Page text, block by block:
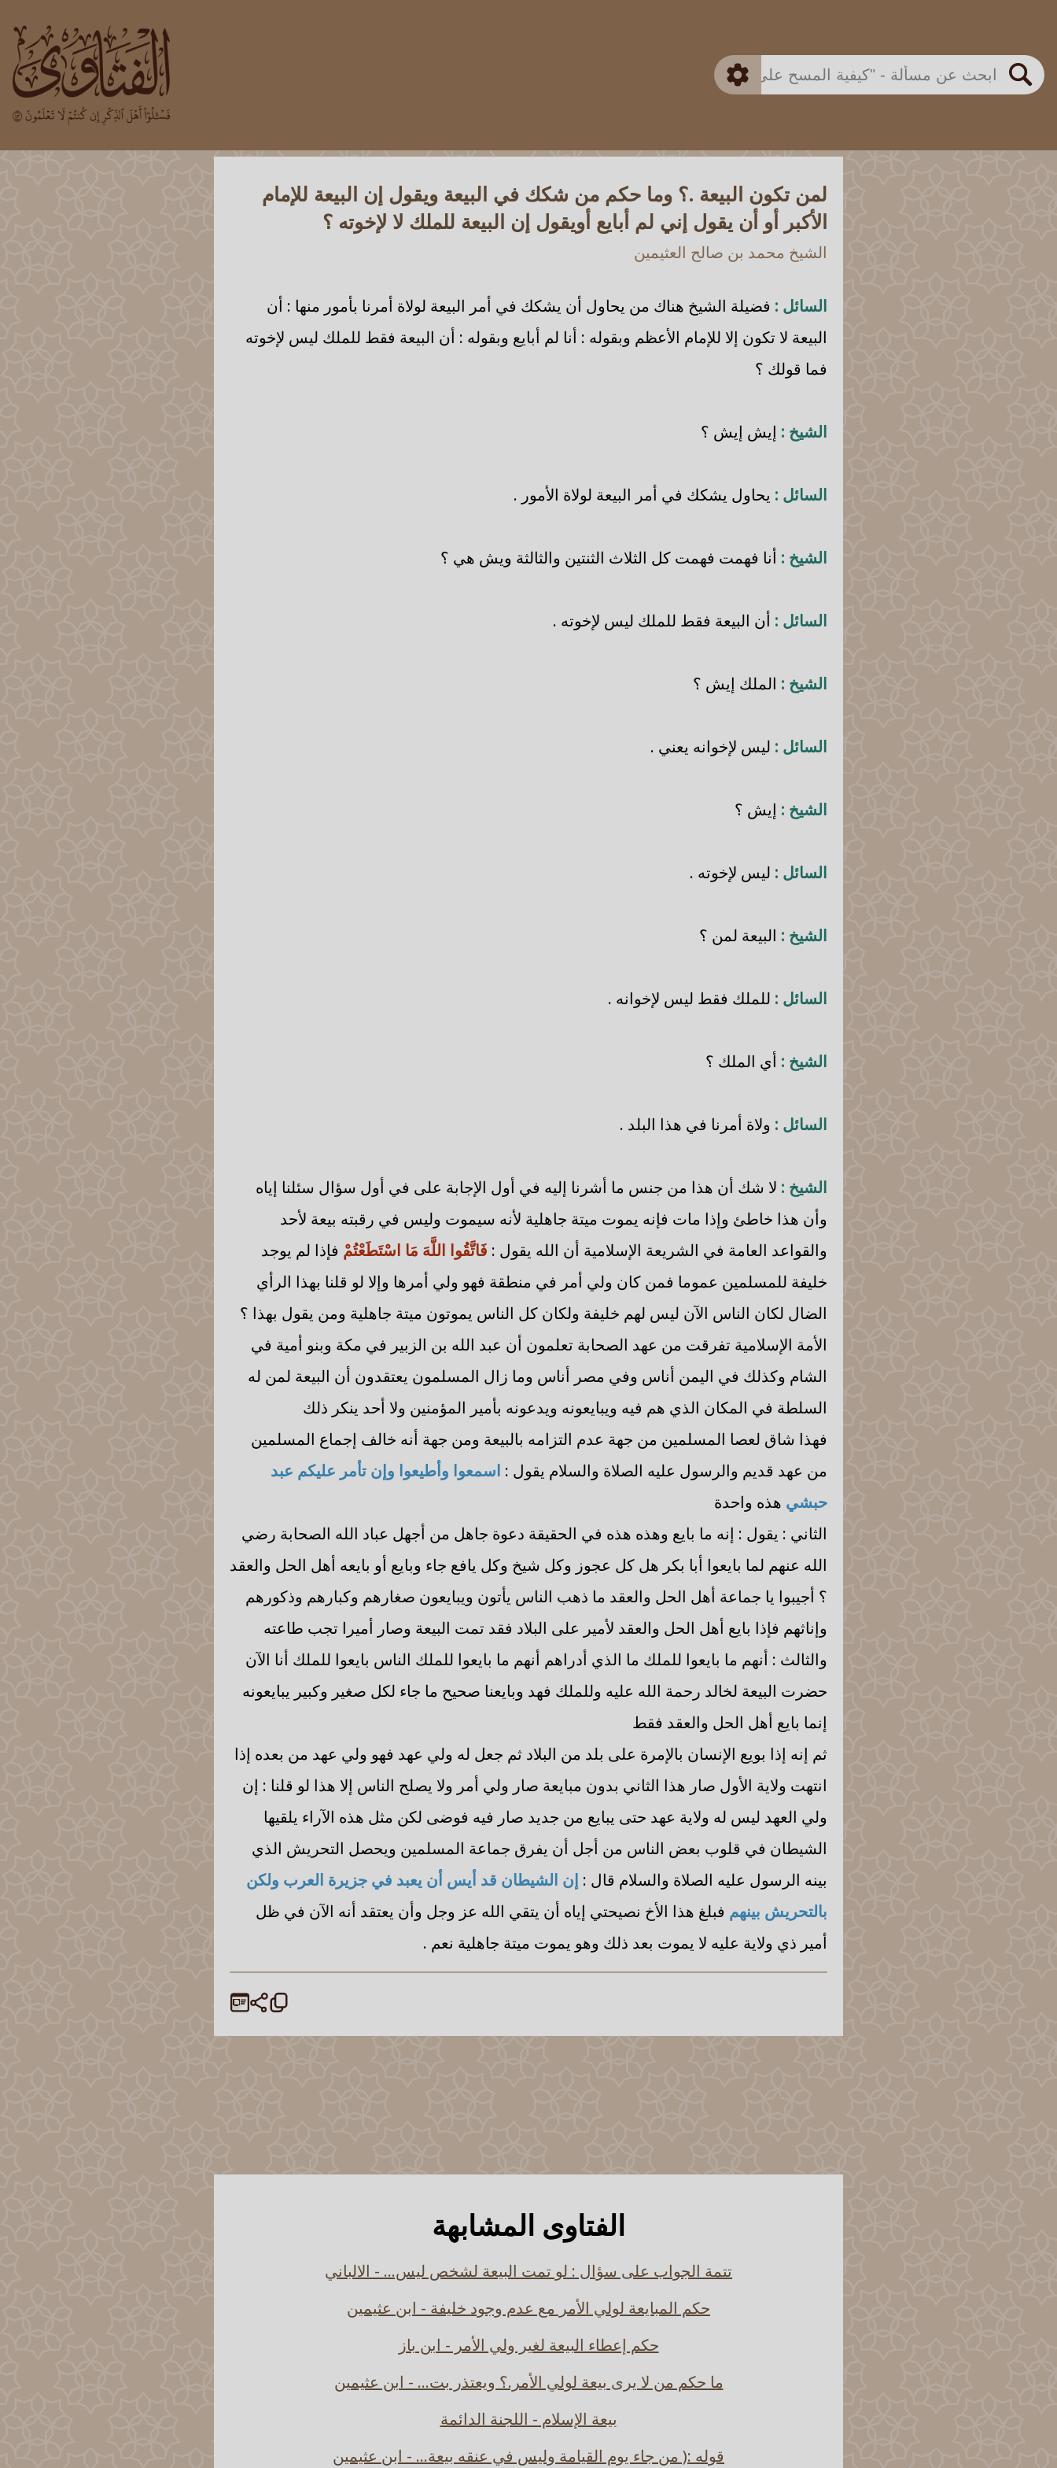
بحث
اللجنة الدائمة
متقدم
لمن تكون البيعة .؟ وما حكم من شكك في البيعة ويقول إن البيعة للإمام
الأكبر أو أن يقول إني لم أبايع أويقول إن البيعة للملك لا لإخوته ؟
الشيخ محمد بن صالح العثيمين
السائل : فضيلة الشيخ هناك من يحاول أن يشكك في أمر البيعة لولاة أمرنا بأمور منها : أن
البيعة لا تكون إلا للإمام الأعظم وبقوله : أنا لم أبايع وبقوله : أن البيعة فقط للملك ليس لإخوته
فما قولك ؟
الشيخ : إيش إيش ؟
السائل : يحاول يشكك في أمر البيعة لولاة الأمور .
الشيخ : أنا فهمت فهمت كل الثلاث الثنتين والثالثة ويش هي ؟
السائل : أن البيعة فقط للملك ليس لإخوته .
الشيخ : الملك إيش ؟
السائل : ليس لإخوانه يعني .
الشيخ : إيش ؟
السائل : ليس لإخوته .
الشيخ : البيعة لمن ؟
السائل : للملك فقط ليس لإخوانه .
الشيخ : أي الملك ؟
السائل : ولاة أمرنا في هذا البلد .
الشيخ : لا شك أن هذا من جنس ما أشرنا إليه في أول الإجابة على في أول سؤال سئلنا إياه
وأن هذا خاطئ وإذا مات فإنه يموت ميتة جاهلية لأنه سيموت وليس في رقبته بيعة لأحد
والقواعد العامة في الشريعة الإسلامية أن الله يقول : فَاتَّقُوا اللَّهَ مَا اسْتَطَعْتُمْ فإذا لم يوجد
خليفة للمسلمين عموما فمن كان ولي أمر في منطقة فهو ولي أمرها وإلا لو قلنا بهذا الرأي
الضال لكان الناس الآن ليس لهم خليفة ولكان كل الناس يموتون ميتة جاهلية ومن يقول بهذا ؟
الأمة الإسلامية تفرقت من عهد الصحابة تعلمون أن عبد الله بن الزبير في مكة وبنو أمية في
الشام وكذلك في اليمن أناس وفي مصر أناس وما زال المسلمون يعتقدون أن البيعة لمن له
السلطة في المكان الذي هم فيه ويبايعونه ويدعونه بأمير المؤمنين ولا أحد ينكر ذلك
فهذا شاق لعصا المسلمين من جهة عدم التزامه بالبيعة ومن جهة أنه خالف إجماع المسلمين
من عهد قديم والرسول عليه الصلاة والسلام يقول : اسمعوا وأطيعوا وإن تأمر عليكم عبد
حبشي هذه واحدة
الثاني : يقول : إنه ما بايع وهذه هذه في الحقيقة دعوة جاهل من أجهل عباد الله الصحابة رضي
الله عنهم لما بايعوا أبا بكر هل كل عجوز وكل شيخ وكل يافع جاء وبايع أو بايعه أهل الحل والعقد
؟ أجيبوا يا جماعة أهل الحل والعقد ما ذهب الناس يأتون ويبايعون صغارهم وكبارهم وذكورهم
وإناثهم فإذا بايع أهل الحل والعقد لأمير على البلاد فقد تمت البيعة وصار أميرا تجب طاعته
والثالث : أنهم ما بايعوا للملك ما الذي أدراهم أنهم ما بايعوا للملك الناس بايعوا للملك أنا الآن
حضرت البيعة لخالد رحمة الله عليه وللملك فهد وبايعنا صحيح ما جاء لكل صغير وكبير يبايعونه
إنما بايع أهل الحل والعقد فقط
ثم إنه إذا بويع الإنسان بالإمرة على بلد من البلاد ثم جعل له ولي عهد فهو ولي عهد من بعده إذا
انتهت ولاية الأول صار هذا الثاني بدون مبايعة صار ولي أمر ولا يصلح الناس إلا هذا لو قلنا : إن
ولي العهد ليس له ولاية عهد حتى يبايع من جديد صار فيه فوضى لكن مثل هذه الآراء يلقيها
الشيطان في قلوب بعض الناس من أجل أن يفرق جماعة المسلمين ويحصل التحريش الذي
بينه الرسول عليه الصلاة والسلام قال : إن الشيطان قد أيس أن يعبد في جزيرة العرب ولكن
بالتحريش بينهم فبلغ هذا الأخ نصيحتي إياه أن يتقي الله عز وجل وأن يعتقد أنه الآن في ظل
أمير ذي ولاية عليه لا يموت بعد ذلك وهو يموت ميتة جاهلية نعم .
الفتاوى المشابهة
تتمة الجواب على سؤال : لو تمت البيعة لشخص ليس... - الالباني
حكم المبايعة لولي الأمر مع عدم وجود خليفة - ابن عثيمين
حكم إعطاء البيعة لغير ولي الأمر - ابن باز
ما حكم من لا يرى بيعة لولي الأمر.؟ ويعتذر بت... - ابن عثيمين
بيعة الإسلام - اللجنة الدائمة
قوله :( من جاء يوم القيامة وليس في عنقه بيعة... - ابن عثيمين